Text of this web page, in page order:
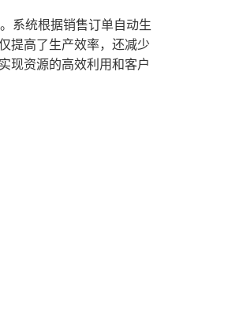
系统根据销售订单自动生
提高了生产效率，还减少
现资源的高效利用和客户